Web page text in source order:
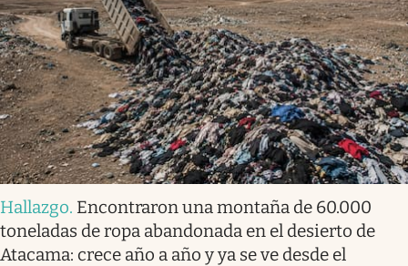
Hallazgo. Encontraron una montaña de 60.000
toneladas de ropa abandonada en el desierto de
Atacama: crece año a año y ya se ve desde el